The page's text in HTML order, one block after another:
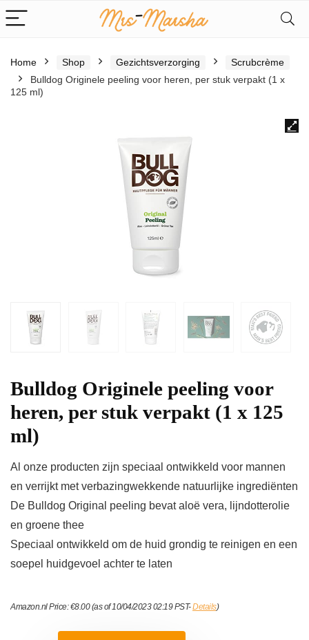
Home Shop Gezichtsverzorging
Scrubcrème
Bulldog Originele peeling voor heren, per stuk verpakt (1 x
125 ml)
Bulldog Originele peeling voor
heren, per stuk verpakt (1 x 125
ml)
Al onze producten zijn speciaal ontwikkeld voor mannen
en verrijkt met verbazingwekkende natuurlijke ingrediënten
De Bulldog Original peeling bevat aloë vera, lijndotterolie
en groene thee
Speciaal ontwikkeld om de huid grondig te reinigen en een
soepel huidgevoel achter te laten
Amazon.nl Price:€8.00(as of 10/04/2023 02:19 PST-Details)